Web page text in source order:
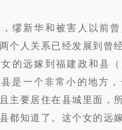
缪新华和被害人以前
个人关系已经发展到曾
的远嫁到福建政和县
是一个非常小的地方
主要居住在县城里面，
都知道了。这个女的远